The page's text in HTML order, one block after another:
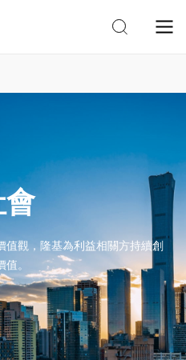
值觀，隆基為利益相關方持續創
值。